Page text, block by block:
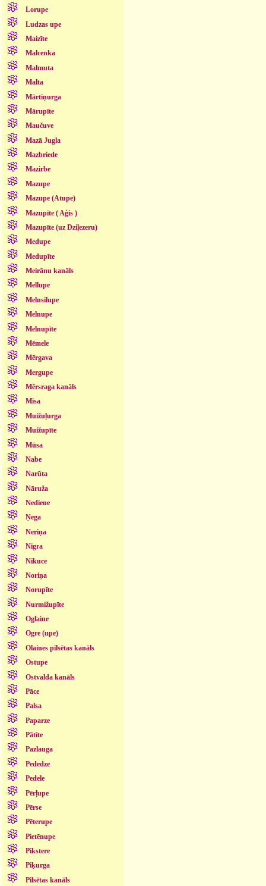
Lorupe
Ludzas upe
Maizīte
Malcenka
Malmuta
Malta
Mārtiņurga
Mārupīte
Maučuve
Mazā Jugla
Mazbriede
Mazirbe
Mazupe
Mazupe (Atupe)
Mazupīte ( Aģis )
Mazupīte (uz Dziļezeru)
Medupe
Medupīte
Meirānu kanāls
Mellupe
Melnsilupe
Melnupe
Melnupīte
Mēmele
Mērgava
Mergupe
Mērsraga kanāls
Misa
Muižuļurga
Muižupīte
Mūsa
Nabe
Narūta
Nāruža
Nediene
Ņega
Neriņa
Nigra
Nikuce
Noriņa
Norupīte
Nurmižupīte
Oglaine
Ogre (upe)
Olaines pilsētas kanāls
Ostupe
Ostvalda kanāls
Pāce
Palsa
Paparze
Pātīte
Pazlauga
Pededze
Pedele
Pērļupe
Pērse
Pēterupe
Pietēnupe
Pikstere
Piķurga
Pilsētas kanāls